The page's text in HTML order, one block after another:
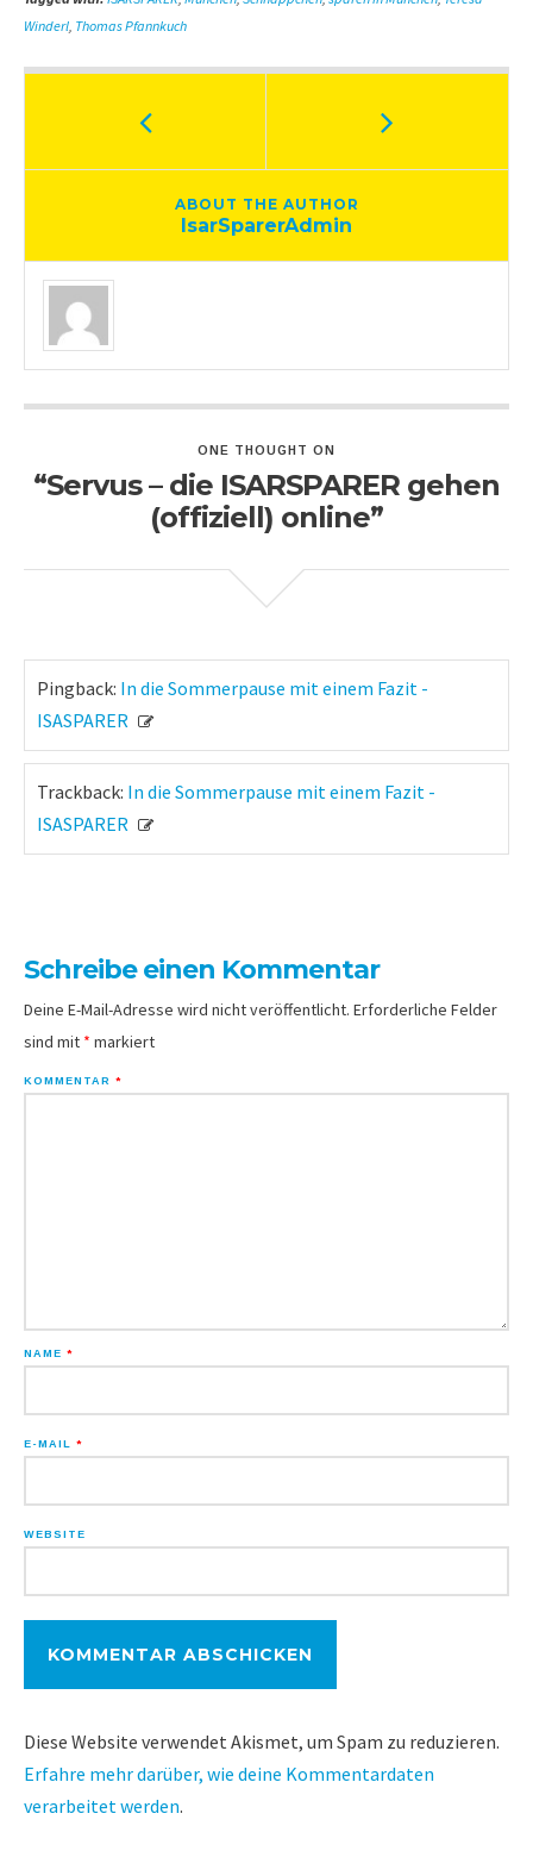
Winderl, Thomas Pfannkuch
ABOUT THE AUTHOR
IsarSparerAdmin
ONE THOUGHT ON
“Servus – die ISARSPARER gehen
(offiziell) online”
Pingback: In die Sommerpause mit einem Fazit -
ISASPARER
Trackback: In die Sommerpause mit einem Fazit -
ISASPARER
Schreibe einen Kommentar
Deine E-Mail-Adresse wird nicht veröffentlicht. Erforderliche Felder
sind mit * markiert
KOMMENTAR *
NAME *
E-MAIL *
WEBSITE
Diese Website verwendet Akismet, um Spam zu reduzieren.
Erfahre mehr darüber, wie deine Kommentardaten
verarbeitet werden.